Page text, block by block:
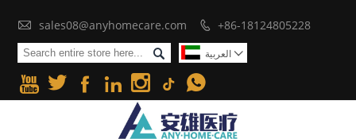
 sales08@anyhomecare.com  +86-18124805228
 العربية 
     